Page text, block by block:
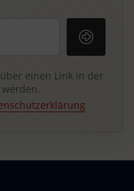
einen Link in der